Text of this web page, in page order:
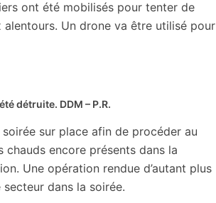
ont été mobilisés pour tenter de
Un drone va être utilisé pour
détruite. DDM – P.R.
sur place afin de procéder au
encore présents dans la
Une opération rendue d’autant plus
dans la soirée.